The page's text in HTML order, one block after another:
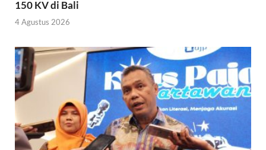
150 KV di Bali
4 Agustus 2026